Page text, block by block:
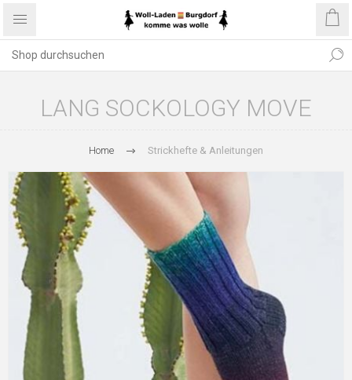
LANG SOCKOLOGY MOVE
Home Strickhefte & Anleitungen